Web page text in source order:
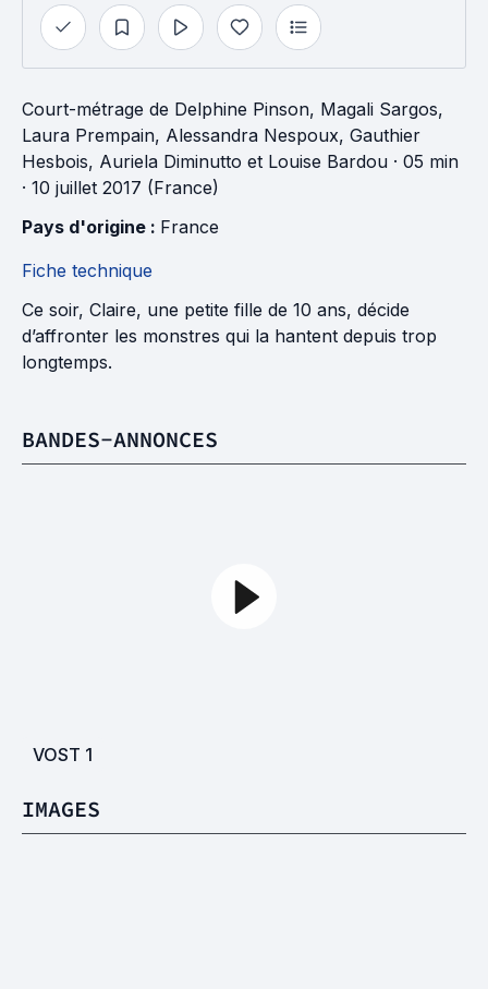
Court-métrage de Delphine Pinson, Magali Sargos,
Laura Prempain, Alessandra Nespoux, Gauthier
Hesbois, Auriela Diminutto et Louise Bardou · 05 min
· 10 juillet 2017 (France)
Pays d'origine : France
Fiche technique
Ce soir, Claire, une petite fille de 10 ans, décide
d’affronter les monstres qui la hantent depuis trop
longtemps.
BANDES-ANNONCES
VOST 1
IMAGES